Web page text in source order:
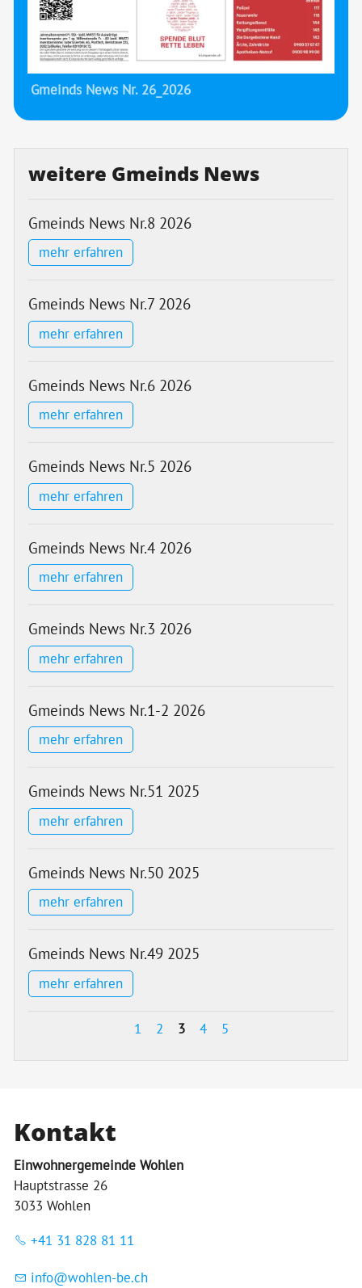
Gmeinds News Nr. 26_2026
weitere Gmeinds News
Gmeinds News Nr.8 2026
mehr erfahren
Gmeinds News Nr.7 2026
mehr erfahren
Gmeinds News Nr.6 2026
mehr erfahren
Gmeinds News Nr.5 2026
mehr erfahren
Gmeinds News Nr.4 2026
mehr erfahren
Gmeinds News Nr.3 2026
mehr erfahren
Gmeinds News Nr.1-2 2026
mehr erfahren
Gmeinds News Nr.51 2025
mehr erfahren
Gmeinds News Nr.50 2025
mehr erfahren
Gmeinds News Nr.49 2025
mehr erfahren
1 2 3 4 5
Kontakt
Einwohnergemeinde Wohlen
Hauptstrasse 26
3033 Wohlen
+41 31 828 81 11
nf w hl n-b ch